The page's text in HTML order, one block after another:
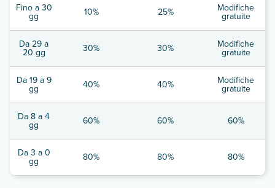
Fino a 30
gg 10% 25% Modifiche
gratuite
Da 29 a
20 gg 30% 30% Modifiche
gratuite
Da 19 a 9
gg 40% 40% Modifiche
gratuite
Da 8 a 4
gg 60% 60% 60%
Da 3 a 0
gg 80% 80% 80%